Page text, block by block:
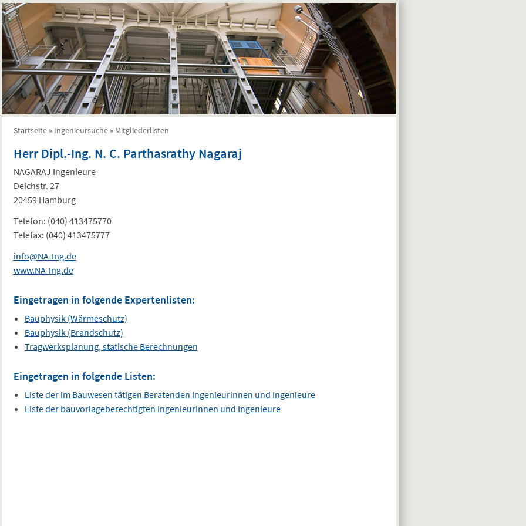
Sie sind hier
Startseite » Ingenieursuche » Mitgliederlisten
Herr Dipl.-Ing. N. C. Parthasrathy Nagaraj
NAGARAJ Ingenieure
Deichstr. 27
20459 Hamburg
Telefon: (040) 413475770
Telefax: (040) 413475777
info@NA-Ing.de
www.NA-Ing.de
Eingetragen in folgende Expertenlisten:
Bauphysik (Wärmeschutz)
Bauphysik (Brandschutz)
Tragwerksplanung, statische Berechnungen
Eingetragen in folgende Listen:
Liste der im Bauwesen tätigen Beratenden Ingenieurinnen und Ingenieure
Liste der bauvorlageberechtigten Ingenieurinnen und Ingenieure